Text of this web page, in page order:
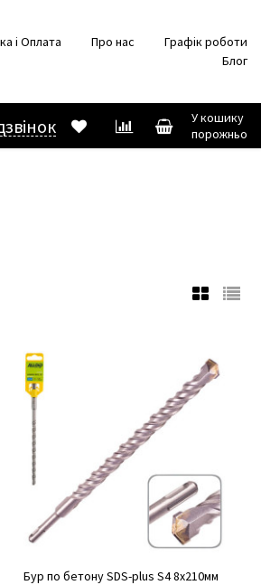
і Оплата Про нас
Графік роботи
Блог
У кошику
порожньо
Бур по бетону SDS-plus S4 8x210мм